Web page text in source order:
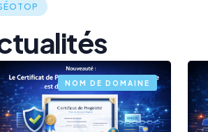
NOM DE DOMAINE